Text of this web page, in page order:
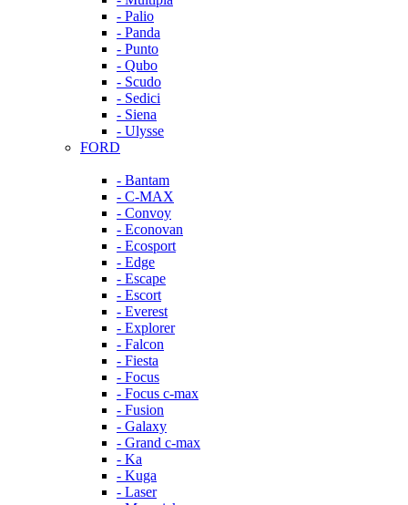
- Palio
- Panda
- Punto
- Qubo
- Scudo
- Sedici
- Siena
- Ulysse
FORD
- Bantam
- C-MAX
- Convoy
- Econovan
- Ecosport
- Edge
- Escape
- Escort
- Everest
- Explorer
- Falcon
- Fiesta
- Focus
- Focus c-max
- Fusion
- Galaxy
- Grand c-max
- Ka
- Kuga
- Laser